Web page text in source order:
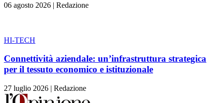
06 agosto 2026 | Redazione
HI-TECH
Connettività aziendale: un’infrastruttura strategica
per il tessuto economico e istituzionale
27 luglio 2026 | Redazione